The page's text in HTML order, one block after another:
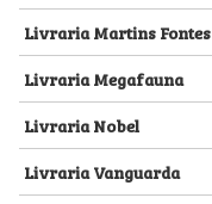
Livraria Martins Fontes
Livraria Megafauna
Livraria Nobel
Livraria Vanguarda